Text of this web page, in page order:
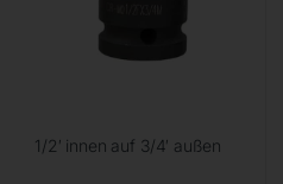
1/2′ innen auf 3/4′ außen